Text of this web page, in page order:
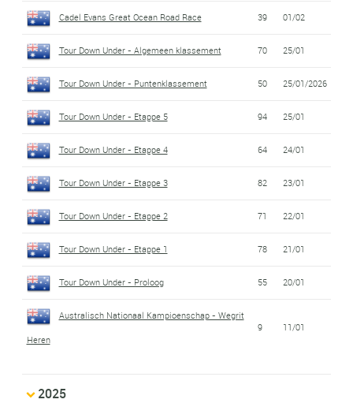
Cadel Evans Great Ocean Road Race 39 01/02
Tour Down Under - Algemeen klassement 70 25/01
Tour Down Under - Puntenklassement 50 25/01/2026
Tour Down Under - Etappe 5 94 25/01
Tour Down Under - Etappe 4 64 24/01
Tour Down Under - Etappe 3 82 23/01
Tour Down Under - Etappe 2 71 22/01
Tour Down Under - Etappe 1 78 21/01
Tour Down Under - Proloog 55 20/01
Australisch Nationaal Kampioenschap - Wegrit
Heren
9 11/01
2025